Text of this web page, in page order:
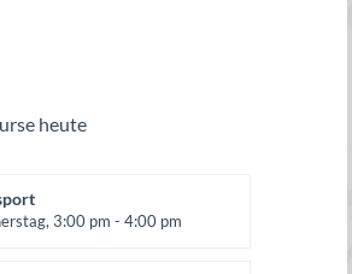
heute
3:00 pm - 4:00 pm